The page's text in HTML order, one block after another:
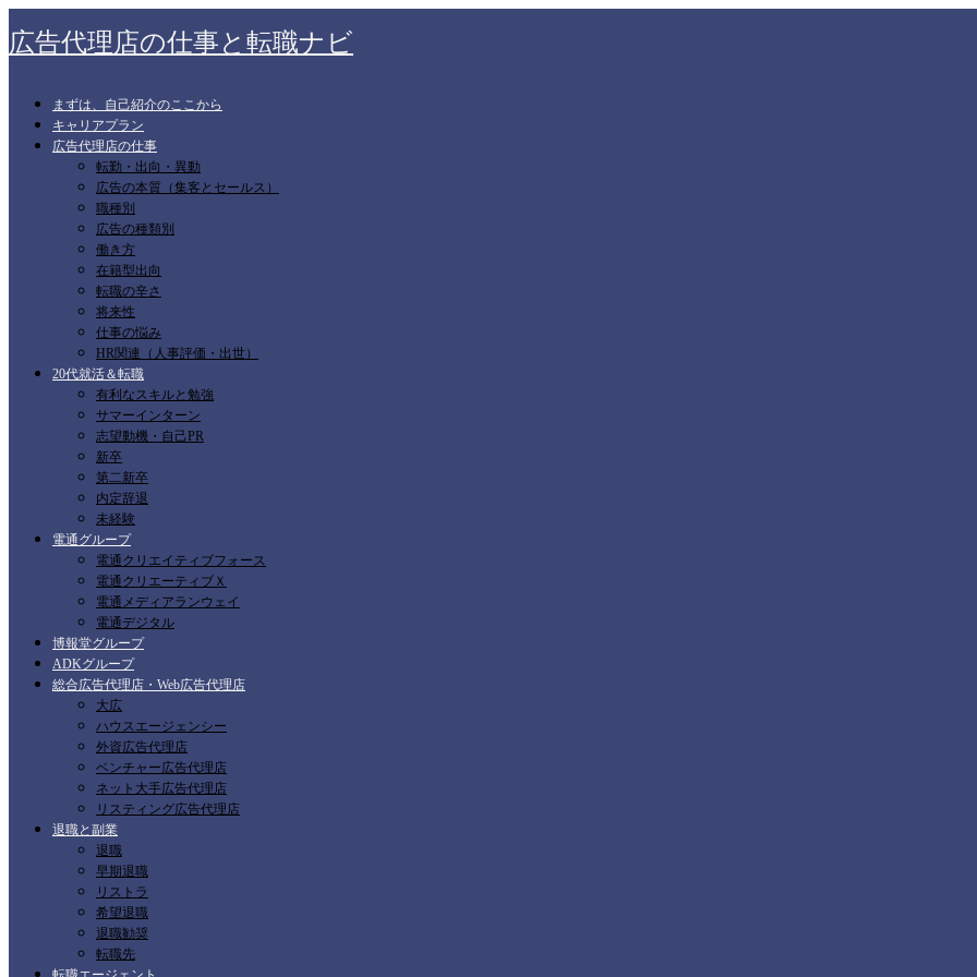
広告代理店の仕事と転職ナビ
まずは、自己紹介のここから
キャリアプラン
広告代理店の仕事
転勤・出向・異動
広告の本質（集客とセールス）
職種別
広告の種類別
働き方
在籍型出向
転職の辛さ
将来性
仕事の悩み
HR関連（人事評価・出世）
20代就活＆転職
有利なスキルと勉強
サマーインターン
志望動機・自己PR
新卒
第二新卒
内定辞退
未経験
電通グループ
電通クリエイティブフォース
電通クリエーティブＸ
電通メディアランウェイ
電通デジタル
博報堂グループ
ADKグループ
総合広告代理店・Web広告代理店
大広
ハウスエージェンシー
外資広告代理店
ベンチャー広告代理店
ネット大手広告代理店
リスティング広告代理店
退職と副業
退職
早期退職
リストラ
希望退職
退職勧奨
転職先